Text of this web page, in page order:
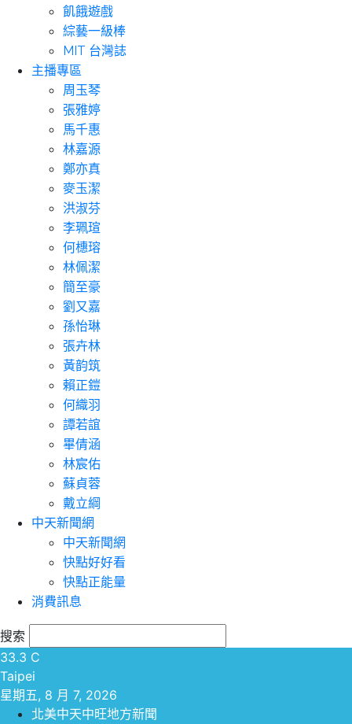
飢餓遊戲
綜藝一級棒
MIT 台灣誌
主播專區
周玉琴
張雅婷
馬千惠
林嘉源
鄭亦真
麥玉潔
洪淑芬
李珮瑄
何橞瑢
林佩潔
簡至豪
劉又嘉
孫怡琳
張卉林
黃韵筑
賴正鎧
何織羽
譚若誼
畢倩涵
林宸佑
蘇貞蓉
戴立綱
中天新聞網
中天新聞網
快點好好看
快點正能量
消費訊息
搜索
33.3 C
Taipei
星期五, 8 月 7, 2026
北美中天中旺地方新聞